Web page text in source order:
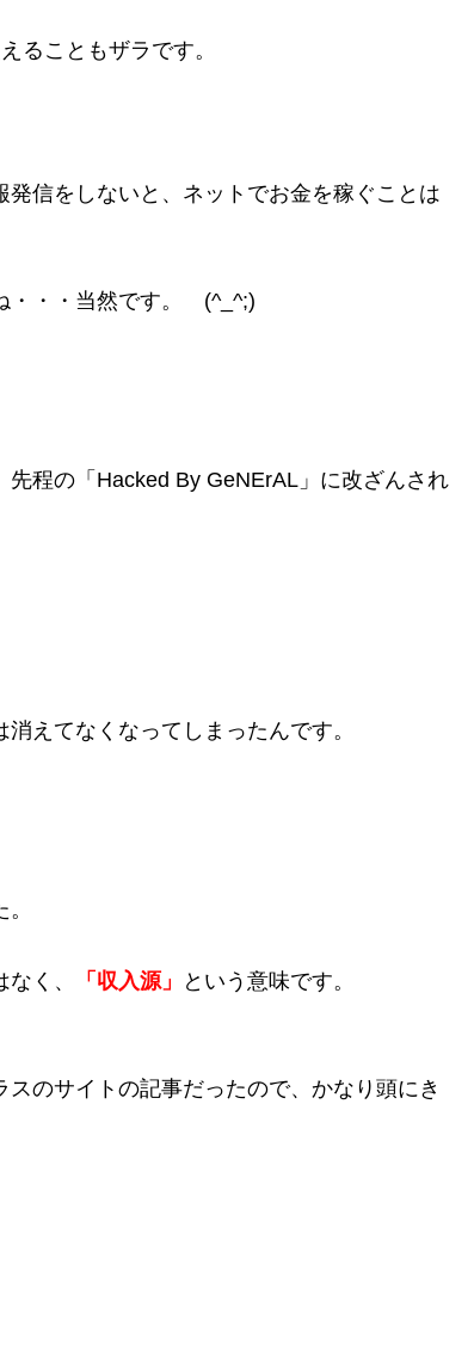
ることもザラです。
信をしないと、ネットでお金を稼ぐことは
・・・当然です。 (^_^;)
程の「Hacked By GeNErAL」に改ざんされ
えてなくなってしまったんです。
。
く、
「収入源」 という意味です。
スのサイトの記事だったので、かなり頭にき